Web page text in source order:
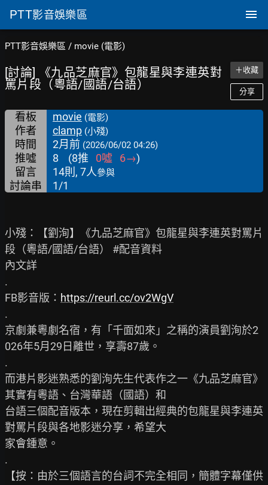
PTT影音娛樂區
PTT影音娛樂區 / movie (電影)
[討論] 《九品芝麻官》包龍星與李連英對
罵片段（粵語/國語/台語）
＋收藏
分享
看板 movie (電影)
作者 clamp (小殘)
時間 2月前 (2026/06/02 04:26)
推噓 8 (8推 0噓 6→)
留言
14則, 7人參與
討論串 1/1
小殘：【劉洵】《九品芝麻官》包龍星與李連英對罵片
段（粵語/國語/台語） #配音資料
內文詳
.
FB影音版： https://reurl.cc/ov2WgV
.
京劇兼粵劇名宿，有「千面如來」之稱的演員劉洵於2
026年5月29日離世，享壽87歲。
.
而港片影迷熟悉的劉洵先生代表作之一《九品芝麻官》
其實有粵語、台灣華語（國語）和
台語三個配音版本，現在剪輯出經典的包龍星與李連英
對罵片段與各地影迷分享，希望大
家會鍾意。
.
【按：由於三個語言的台詞不完全相同，簡體字幕僅供